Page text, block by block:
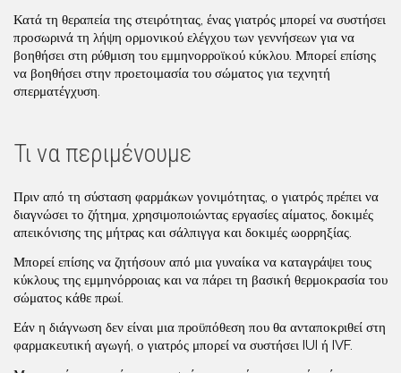
Κατά τη θεραπεία της στειρότητας, ένας γιατρός μπορεί να συστήσει
προσωρινά τη λήψη ορμονικού ελέγχου των γεννήσεων για να
βοηθήσει στη ρύθμιση του εμμηνορροϊκού κύκλου. Μπορεί επίσης
να βοηθήσει στην προετοιμασία του σώματος για τεχνητή
σπερματέγχυση.
Τι να περιμένουμε
Πριν από τη σύσταση φαρμάκων γονιμότητας, ο γιατρός πρέπει να
διαγνώσει το ζήτημα, χρησιμοποιώντας εργασίες αίματος, δοκιμές
απεικόνισης της μήτρας και σάλπιγγα και δοκιμές ωορρηξίας.
Μπορεί επίσης να ζητήσουν από μια γυναίκα να καταγράψει τους
κύκλους της εμμηνόρροιας και να πάρει τη βασική θερμοκρασία του
σώματος κάθε πρωί.
Εάν η διάγνωση δεν είναι μια προϋπόθεση που θα ανταποκριθεί στη
φαρμακευτική αγωγή, ο γιατρός μπορεί να συστήσει IUI ή IVF.